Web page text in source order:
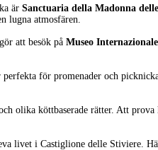
ärSanctuaria della Madonna
lugna atmosfären.
att besök påMuseo
för promenader och
olika köttbaserade rätter. Att
livet i Castiglione delle Stiviere.